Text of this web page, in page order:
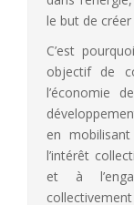
le but de créer
C’est
objectif de
l’économie
en
l’intérêt
et à